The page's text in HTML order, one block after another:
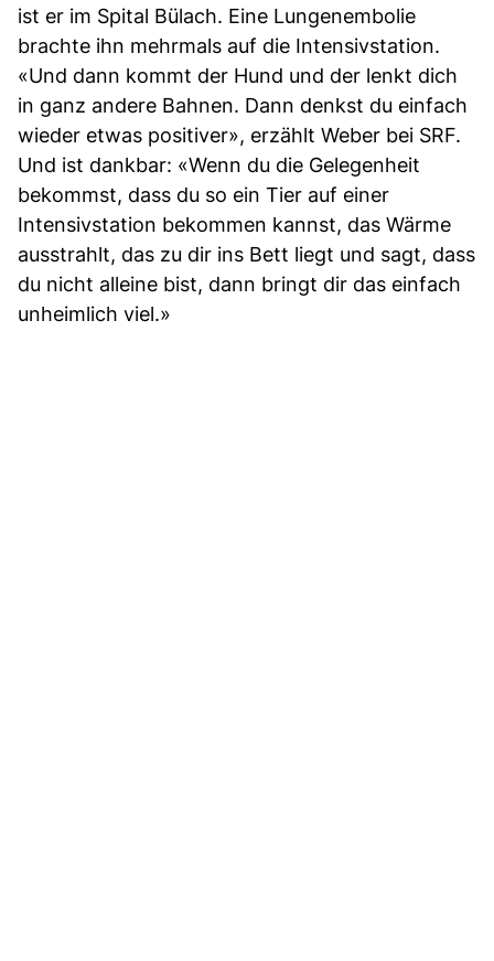
ist er im Spital Bülach. Eine Lungenembolie
brachte ihn mehrmals auf die Intensivstation.
«Und dann kommt der Hund und der lenkt dich
in ganz andere Bahnen. Dann denkst du einfach
wieder etwas positiver», erzählt Weber bei SRF.
Und ist dankbar: «Wenn du die Gelegenheit
bekommst, dass du so ein Tier auf einer
Intensivstation bekommen kannst, das Wärme
ausstrahlt, das zu dir ins Bett liegt und sagt, dass
du nicht alleine bist, dann bringt dir das einfach
unheimlich viel.»